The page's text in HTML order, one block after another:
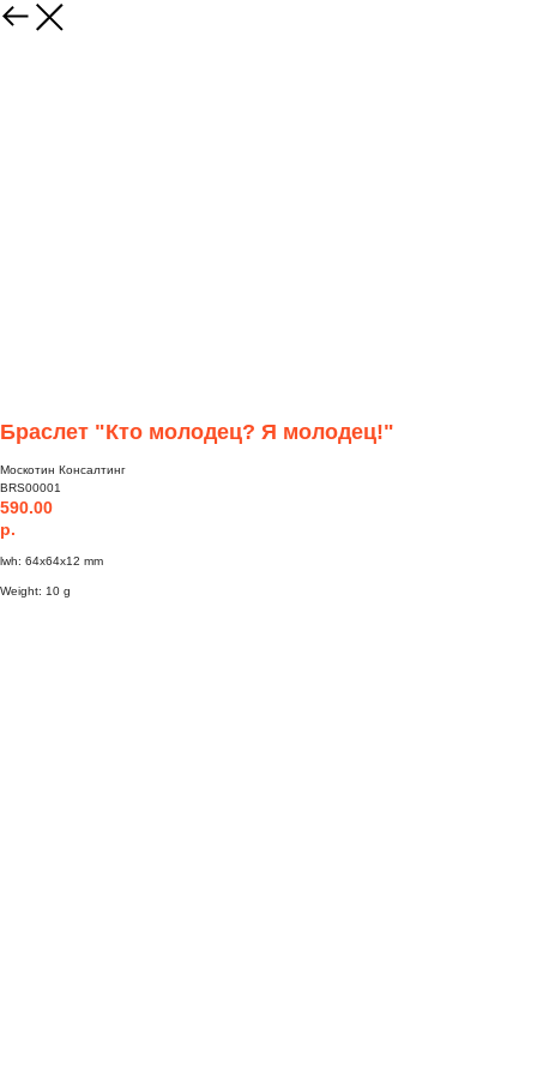
Браслет "Кто молодец? Я молодец!"
Москотин Консалтинг
BRS00001
590.00
р.
lwh: 64x64x12 mm
Weight: 10 g